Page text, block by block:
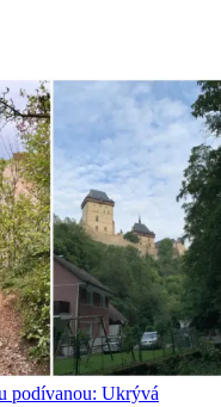
podívanou: Ukrývá